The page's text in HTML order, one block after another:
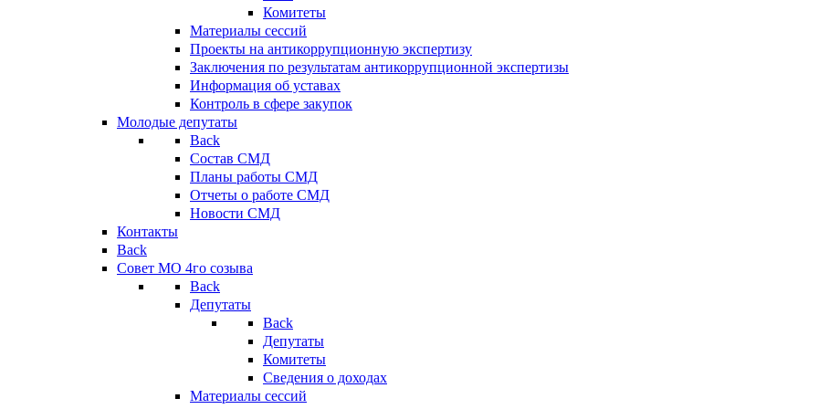
Комитеты
Материалы сессий
Проекты на антикоррупционную экспертизу
Заключения по результатам антикоррупционной экспертизы
Информация об уставах
Контроль в сфере закупок
Молодые депутаты
Back
Состав СМД
Планы работы СМД
Отчеты о работе СМД
Новости СМД
Контакты
Back
Совет МО 4го созыва
Back
Депутаты
Back
Депутаты
Комитеты
Сведения о доходах
Материалы сессий